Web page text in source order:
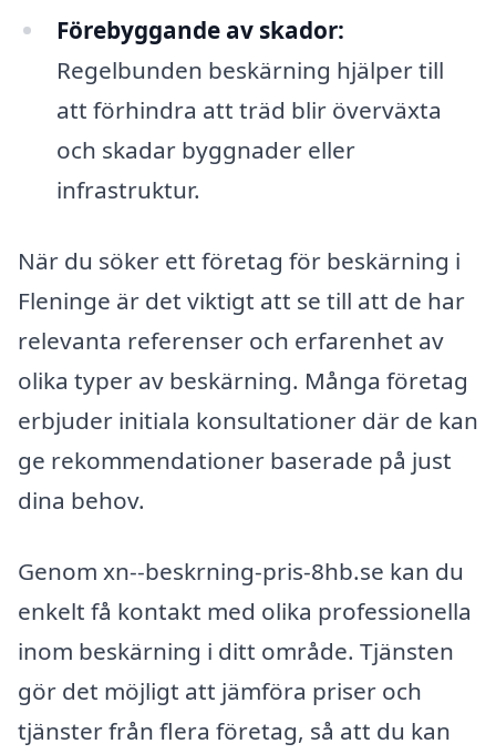
Förebyggande av skador:
Regelbunden beskärning hjälper till
att förhindra att träd blir överväxta
och skadar byggnader eller
infrastruktur.
När du söker ett företag för beskärning i
Fleninge är det viktigt att se till att de har
relevanta referenser och erfarenhet av
olika typer av beskärning. Många företag
erbjuder initiala konsultationer där de kan
ge rekommendationer baserade på just
dina behov.
Genom xn--beskrning-pris-8hb.se kan du
enkelt få kontakt med olika professionella
inom beskärning i ditt område. Tjänsten
gör det möjligt att jämföra priser och
tjänster från flera företag, så att du kan